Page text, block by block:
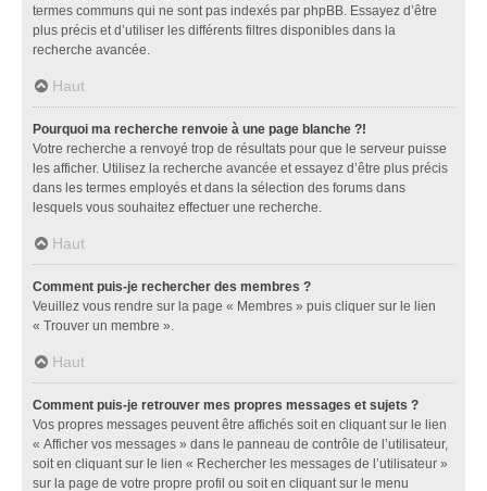
termes communs qui ne sont pas indexés par phpBB. Essayez d’être
plus précis et d’utiliser les différents filtres disponibles dans la
recherche avancée.
Haut
Pourquoi ma recherche renvoie à une page blanche ?!
Votre recherche a renvoyé trop de résultats pour que le serveur puisse
les afficher. Utilisez la recherche avancée et essayez d’être plus précis
dans les termes employés et dans la sélection des forums dans
lesquels vous souhaitez effectuer une recherche.
Haut
Comment puis-je rechercher des membres ?
Veuillez vous rendre sur la page « Membres » puis cliquer sur le lien
« Trouver un membre ».
Haut
Comment puis-je retrouver mes propres messages et sujets ?
Vos propres messages peuvent être affichés soit en cliquant sur le lien
« Afficher vos messages » dans le panneau de contrôle de l’utilisateur,
soit en cliquant sur le lien « Rechercher les messages de l’utilisateur »
sur la page de votre propre profil ou soit en cliquant sur le menu